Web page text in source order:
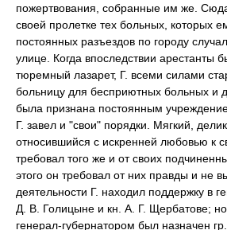
пожертвования, собранные им же.
своей пролетке тех больных, которых
постоянных разъездов по городу
улице. Когда впоследствии арестанты
тюремный лазарет, Г. всеми силами
больницу для бесприютных больных и
была признана постоянным
Г. завел и "свои" порядки. Мягкий,
относившийся с искренней любовью к
требовал того же и от своих
этого он требовал от них правды и не
деятельности Г. находил поддержку в
Д. В. Голицыне и кн. А. Г. Щербатове; но
генерал-губернатором был назначен